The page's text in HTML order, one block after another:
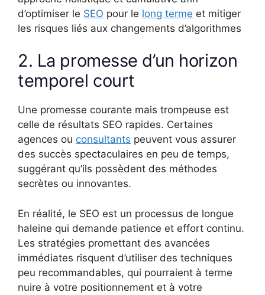
d’optimiser le SEO pour le long terme et mitiger
les risques liés aux changements d’algorithmes
2. La promesse d’un horizon
temporel court
Une promesse courante mais trompeuse est
celle de résultats SEO rapides. Certaines
agences ou consultants peuvent vous assurer
des succès spectaculaires en peu de temps,
suggérant qu’ils possèdent des méthodes
secrètes ou innovantes.
En réalité, le SEO est un processus de longue
haleine qui demande patience et effort continu.
Les stratégies promettant des avancées
immédiates risquent d’utiliser des techniques
peu recommandables, qui pourraient à terme
nuire à votre positionnement et à votre